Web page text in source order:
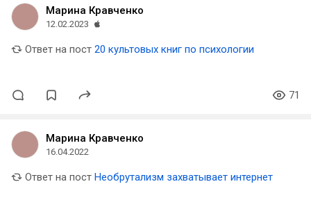
Марина Кравченко
12.02.2023
Ответ на пост 20 культовых книг по психологии
71
Марина Кравченко
16.04.2022
Ответ на пост Необрутализм захватывает интернет